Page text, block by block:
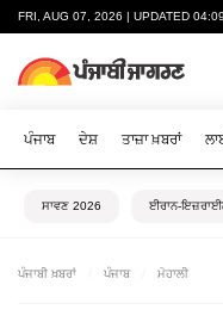
FRI, AUG 07, 2026 | UPDATED
ਪੰਜਾਬ ਦੇਸ਼ ਤਾਜ਼ਾ ਖ਼ਬਰਾਂ
ਸਾਵਣ 2026 ਈਰਾਨ-
ਪੰਜਾਬੀ ਖ਼ਬਰਾਂ ਪੰਜਾਬ ਮੋਹਾਲੀ